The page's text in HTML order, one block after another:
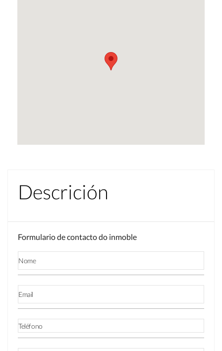
Descrición
Formulario de contacto do inmoble